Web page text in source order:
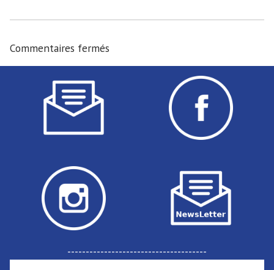
Commentaires fermés
--------------------------------------